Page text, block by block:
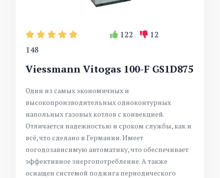
148
122 12
Viessmann Vitogas 100-F GS1D875
Один из самых экономичных и
высокопроизводительных одноконтурных
напольных газовых котлов с конвекцией.
Отличается надежностью и сроком службы, как и
всё, что сделано в Германии. Имеет
погодозависимую автоматику, что обеспечивает
эффективное энергопотребление. А также
оснащен системой поджига периодического